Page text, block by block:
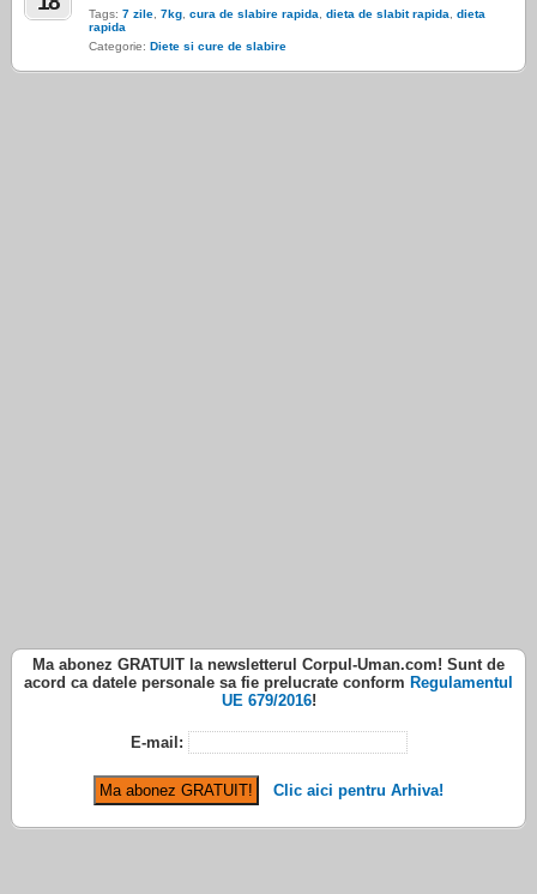
Tags: 7 zile 7kg cura de slabire rapida dieta de slabit rapida
dieta
rapida
Categorie: Diete si cure de slabire
Ma abonez GRATUIT la newsletterul Corpul-Uman.com! Sunt de
acord ca datele personale sa fie prelucrate conform Regulamentul
UE 679/2016!
E-mail:
Clic aici pentru Arhiva!